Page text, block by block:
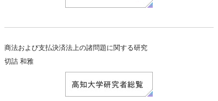
商法および支払決済法上の諸問題に関する研究
切詰 和雅